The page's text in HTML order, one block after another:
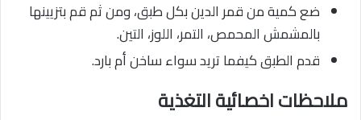
ضع كمية من قمر الدين بكل طبق، ومن ثم قم بتزيينها
بالمشمش المحمص، التمر، اللوز، التين.
قدم الطبق كيفما تريد سواء ساخن أم بارد.
ملاحظات اخصائية التغذية